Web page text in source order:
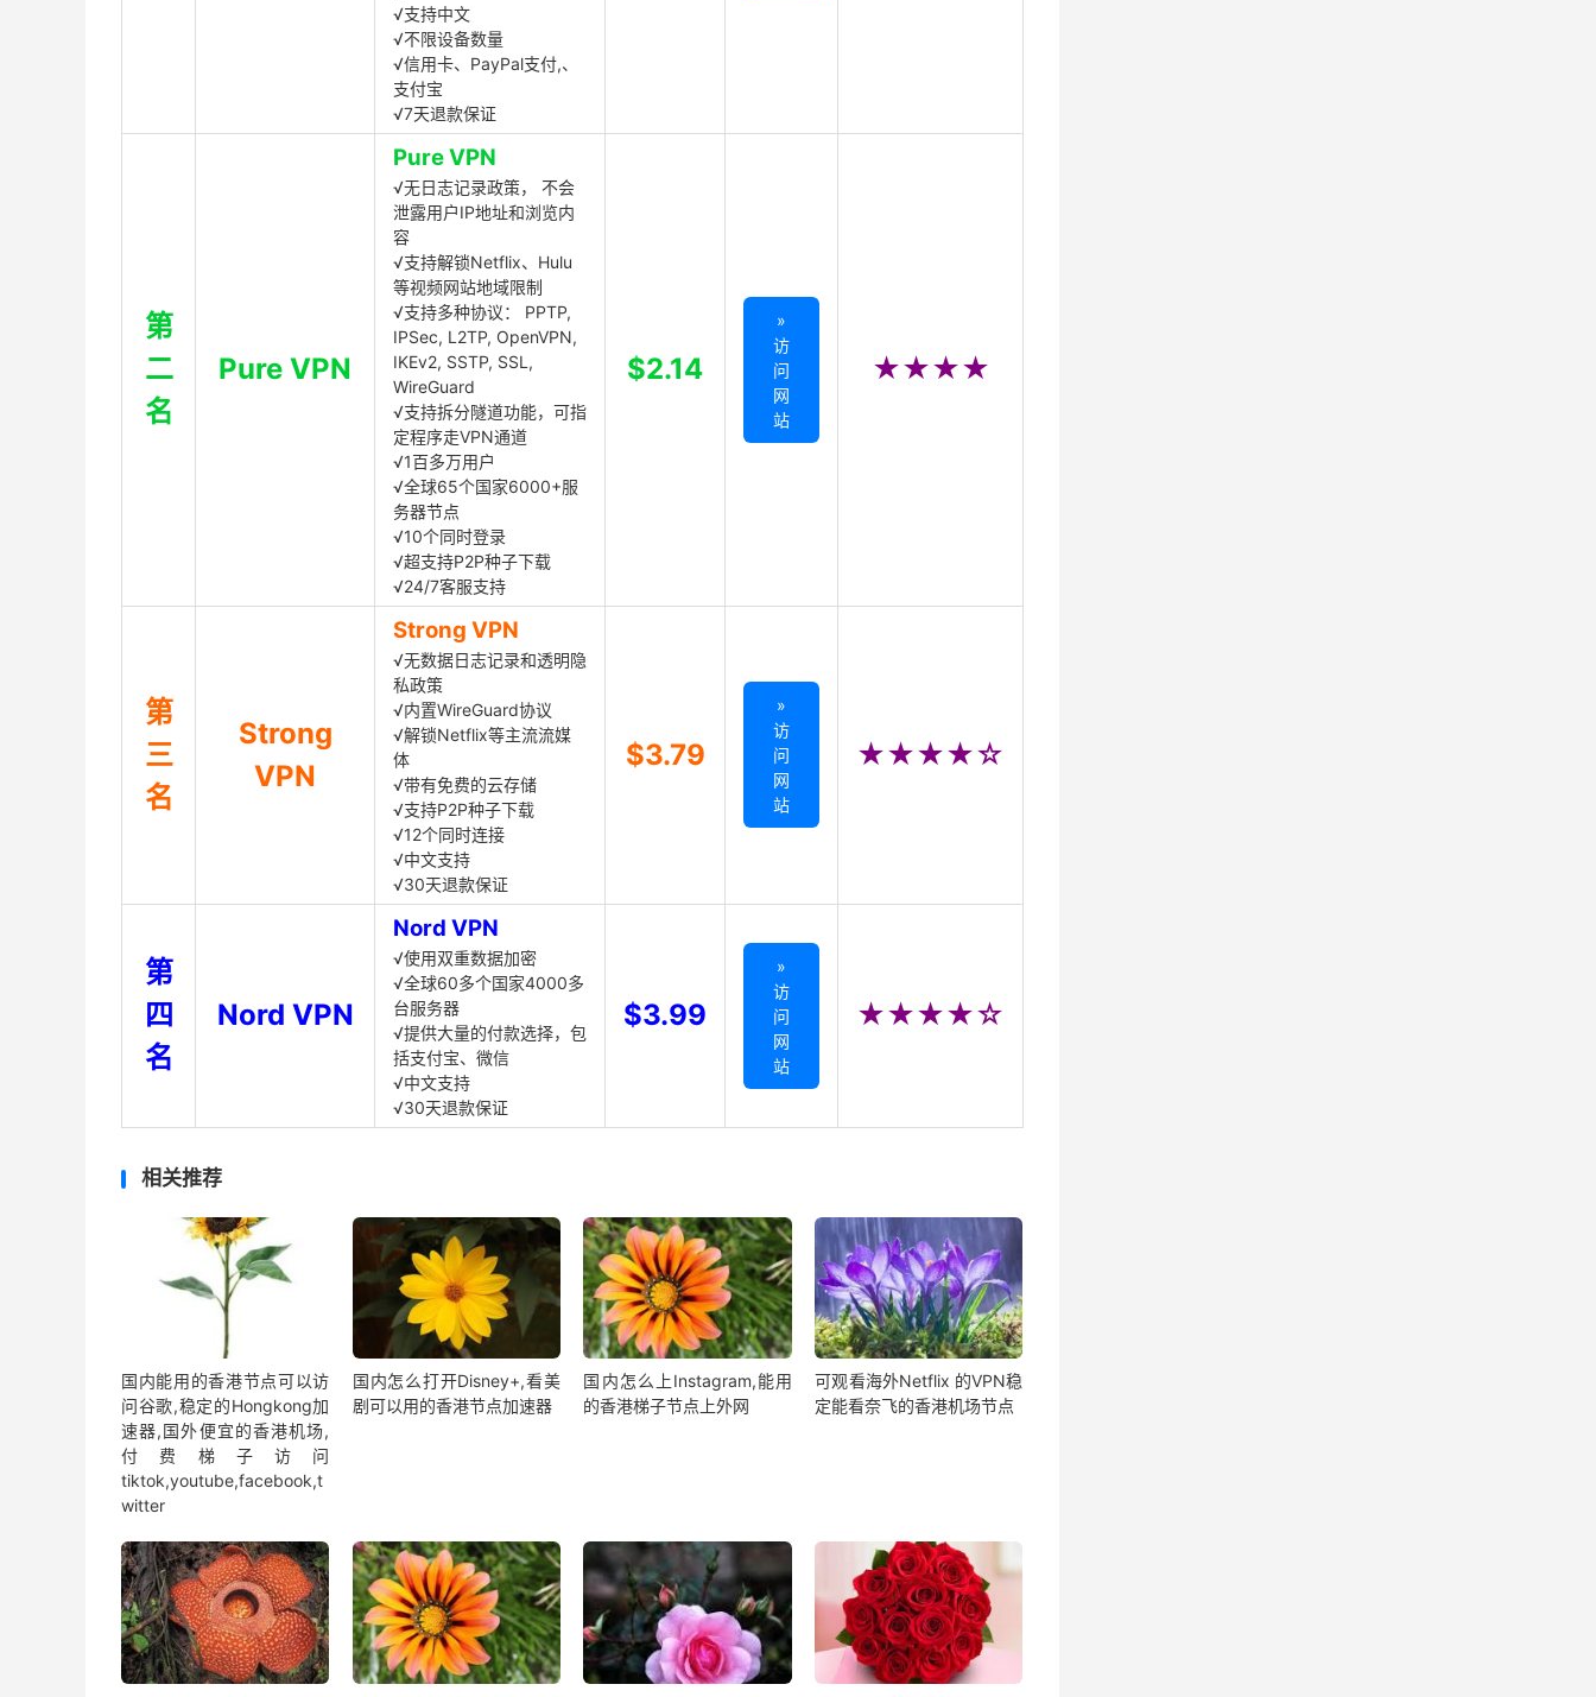
√支持中文
√不限设备数量
√信用卡、PayPal支付,、
支付宝
√7天退款保证
第
二
名
Pure VPN
Pure VPN
√无日志记录政策， 不会
泄露用户IP地址和浏览内
容
√支持解锁Netflix、Hulu
等视频网站地域限制
√支持多种协议： PPTP,
IPSec, L2TP, OpenVPN,
IKEv2, SSTP, SSL,
WireGuard
√支持拆分隧道功能，可指
定程序走VPN通道
√1百多万用户
√全球65个国家6000+服
务器节点
√10个同时登录
√超支持P2P种子下载
√24/7客服支持
$2.14
»
访
问
网
站
★★★★
第
三
名
Strong
VPN
Strong VPN
√无数据日志记录和透明隐
私政策
√内置WireGuard协议
√解锁Netflix等主流流媒
体
√带有免费的云存储
√支持P2P种子下载
√12个同时连接
√中文支持
√30天退款保证
$3.79
»
访
问
网
站
★★★★☆
第
四
名
Nord VPN
Nord VPN
√使用双重数据加密
√全球60多个国家4000多
台服务器
√提供大量的付款选择，包
括支付宝、微信
√中文支持
√30天退款保证
$3.99
»
访
问
网
站
★★★★☆
相关推荐
国内能用的香港节点可以访
问谷歌,稳定的Hongkong加
速器,国外便宜的香港机场,
付费梯子访问
tiktok,youtube,facebook,t
witter
国内怎么打开Disney+,看美
剧可以用的香港节点加速器
国内怎么上Instagram,能用
的香港梯子节点上外网
可观看海外Netflix 的VPN稳
定能看奈飞的香港机场节点